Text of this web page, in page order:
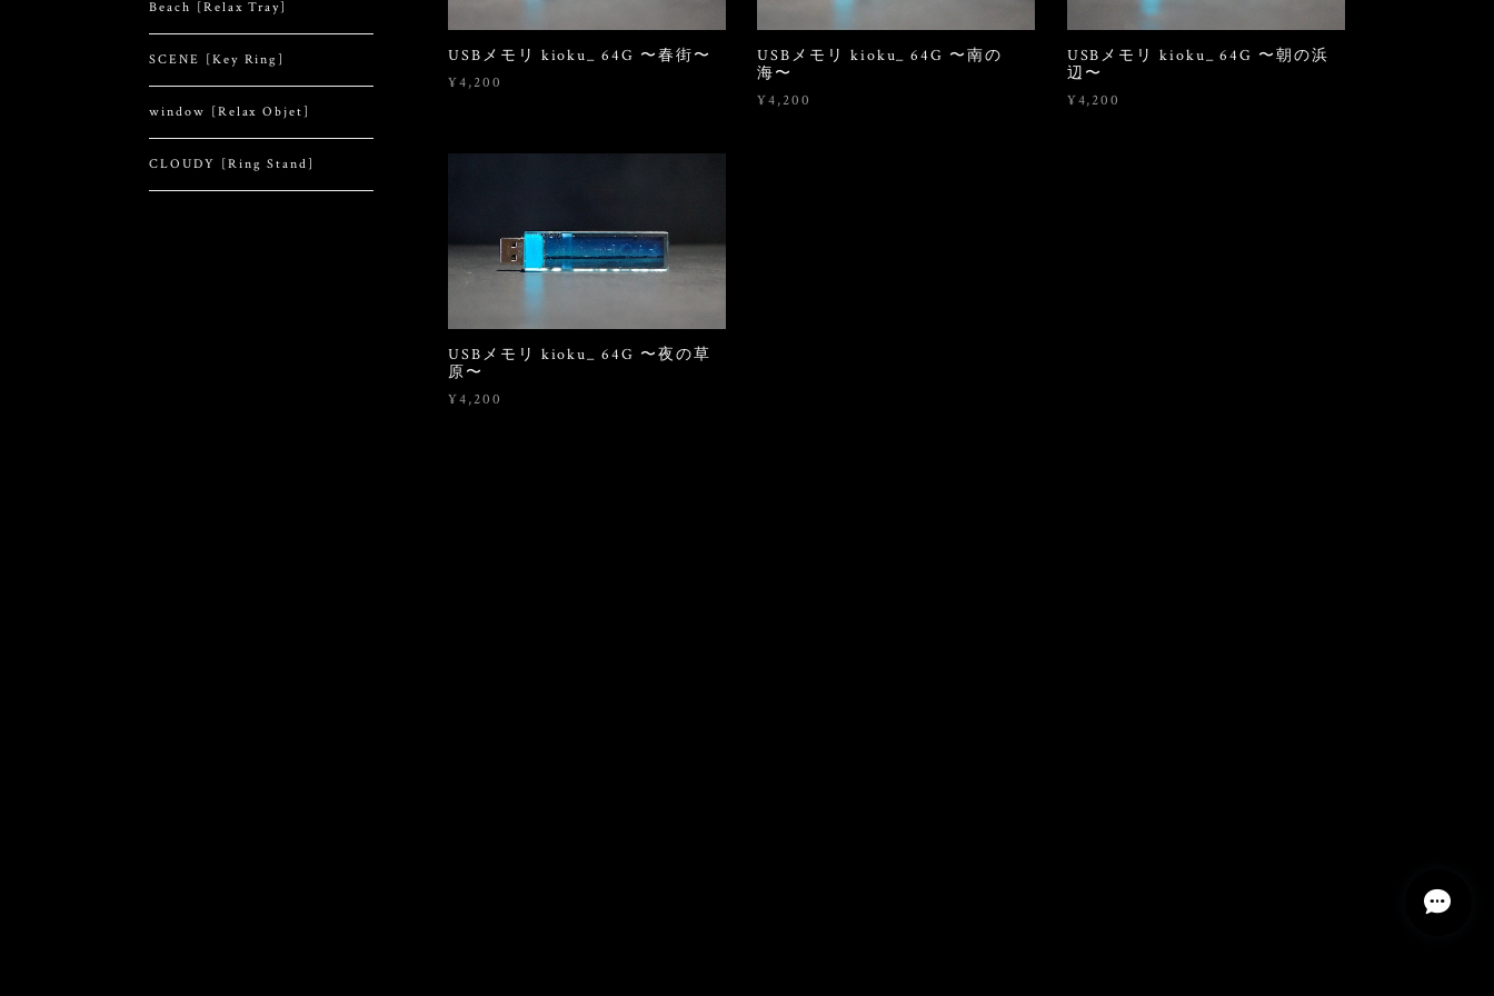
USBメモリ kioku_ 64G 〜春街〜
¥4,200
USBメモリ kioku_ 64G 〜南の
海〜
¥4,200
USBメモリ kioku_ 64G 〜朝の浜
辺〜
¥4,200
USBメモリ kioku_ 64G 〜夜の草
原〜
¥4,200
Beach [Relax Tray]
SCENE [Key Ring]
window [Relax Objet]
CLOUDY [Ring Stand]